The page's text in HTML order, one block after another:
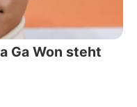
Ga Won steht